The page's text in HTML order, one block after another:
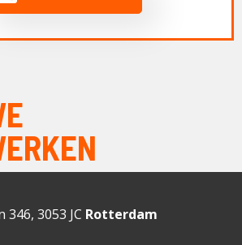
346, 3053 JC Rotterdam